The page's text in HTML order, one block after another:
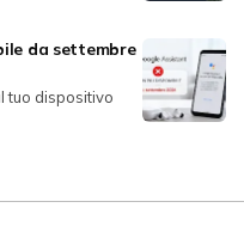
da settembre
tuo dispositivo